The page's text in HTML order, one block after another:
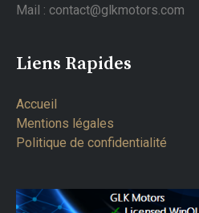
Mail : contact@glkmotors.com
Liens Rapides
Accueil
Mentions légales
Politique de confidentialité